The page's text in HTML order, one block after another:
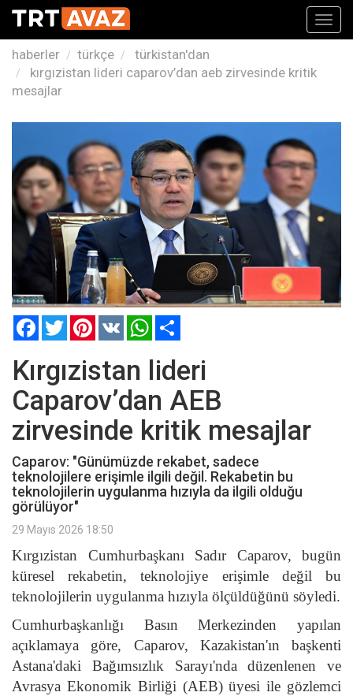
haberler türkçe
türkistan'dan
kırgızistan lideri caparov’dan aeb zirvesinde kritik
mesajlar
FacebookTwitterPinterest
VK WhatsApp
Kırgızistan lideri
Caparov’dan AEB
zirvesinde kritik mesajlar
Caparov: "Günümüzde rekabet, sadece
teknolojilere erişimle ilgili değil. Rekabetin bu
teknolojilerin uygulanma hızıyla da ilgili olduğu
görülüyor"
29 Mayıs 2026 18:50
Kırgızistan Cumhurbaşkanı Sadır Caparov, bugün
küresel rekabetin, teknolojiye erişimle değil bu
teknolojilerin uygulanma hızıyla ölçüldüğünü söyledi.
Cumhurbaşkanlığı Basın Merkezinden yapılan
açıklamaya göre, Caparov, Kazakistan'ın başkenti
Astana'daki Bağımsızlık Sarayı'nda düzenlenen ve
Avrasya Ekonomik Birliği (AEB) üyesi ile gözlemci